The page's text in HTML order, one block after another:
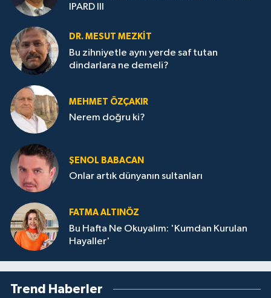
IPARD III
DR. MESUT MEZKIT
Bu zihniyetle aynı yerde saf tutan
dindarlara ne demeli?
MEHMET ÖZÇAKIR
Nerem doğru ki?
ŞENOL BABACAN
Onlar artık dünyanın sultanları
FATMA ALTINÖZ
Bu Hafta Ne Okuyalım: 'Kumdan Kurulan
Hayaller'
Trend Haberler